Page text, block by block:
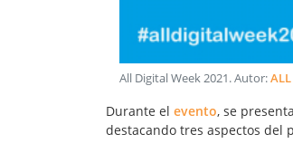
All Digital Week 2021. Autor:
Durante el evento, se
destacando tres aspectos del